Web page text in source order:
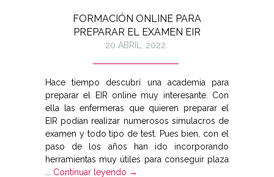
FORMACIÓN ONLINE PARA
PREPARAR EL EXAMEN EIR
20 ABRIL, 2022
Hace tiempo descubrí una academia para
preparar el EIR online muy interesante. Con
ella las enfermeras que quieren preparar el
EIR podían realizar numerosos simulacros de
examen y todo tipo de test. Pues bien, con el
paso de los años han ido incorporando
herramientas muy útiles para conseguir plaza
Continuar leyendo →